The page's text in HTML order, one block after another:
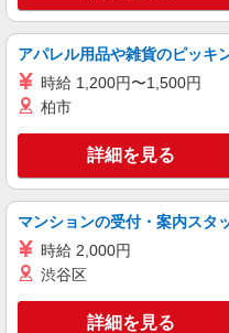
アパレル用品や雑貨のピッキ
時給 1,200円〜1,500円
柏市
詳細を見る
マンションの受付・案内スタ
時給 2,000円
渋谷区
詳細を見る